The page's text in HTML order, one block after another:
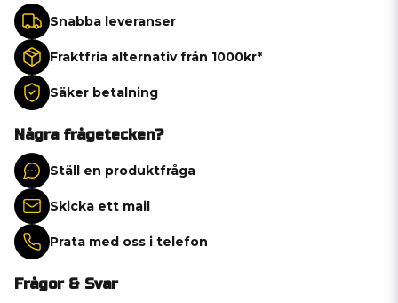
Snabba leveranser
Fraktfria alternativ från 1000kr*
Säker betalning
Några frågetecken?
Ställ en produktfråga
Skicka ett mail
Prata med oss i telefon
Frågor & Svar